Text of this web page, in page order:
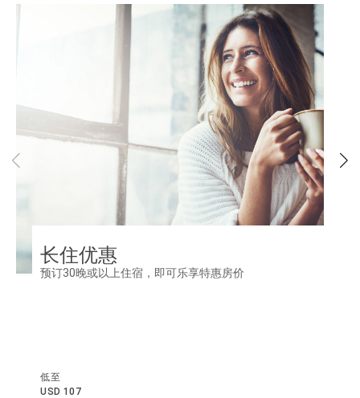
长住优惠
预订30晚或以上住宿，即可乐享特惠房价
低至
USD 107